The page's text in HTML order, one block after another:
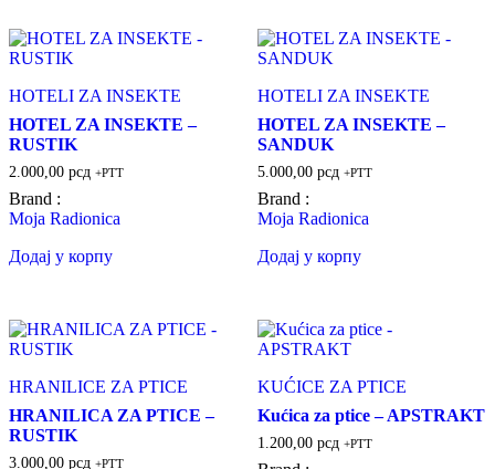
HOTELI ZA INSEKTE
HOTEL ZA INSEKTE –
RUSTIK
2.000,00 рсд +PTT
Brand :
Moja Radionica
Додај у корпу
HOTELI ZA INSEKTE
HOTEL ZA INSEKTE –
SANDUK
5.000,00 рсд +PTT
Brand :
Moja Radionica
Додај у корпу
HRANILICE ZA PTICE
HRANILICA ZA PTICE –
RUSTIK
3.000,00 рсд +PTT
KUĆICE ZA PTICE
Kućica za ptice – APSTRAKT
1.200,00 рсд +PTT